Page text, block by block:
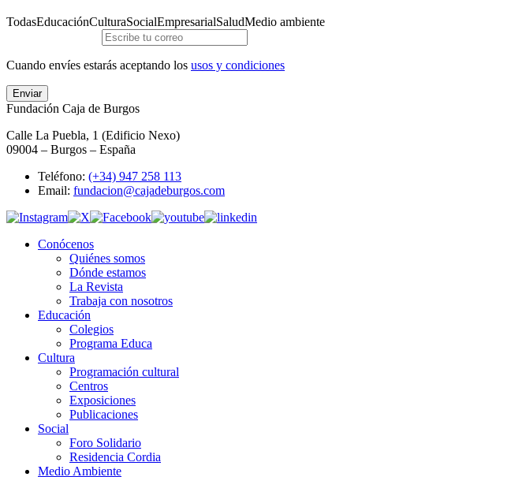
TodasEducaciónCulturaSocialEmpresarialSaludMedio ambiente
Cuando envíes estarás aceptando los usos y condiciones
Enviar
Fundación Caja de Burgos
Calle La Puebla, 1 (Edificio Nexo)
09004 – Burgos – España
Teléfono: (+34) 947 258 113
Email: fundacion@cajadeburgos.com
Conócenos
Quiénes somos
Dónde estamos
La Revista
Trabaja con nosotros
Educación
Colegios
Programa Educa
Cultura
Programación cultural
Centros
Exposiciones
Publicaciones
Social
Foro Solidario
Residencia Cordia
Medio Ambiente